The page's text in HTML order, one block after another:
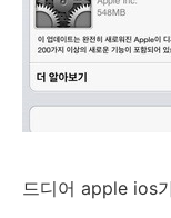
드디어 apple ios